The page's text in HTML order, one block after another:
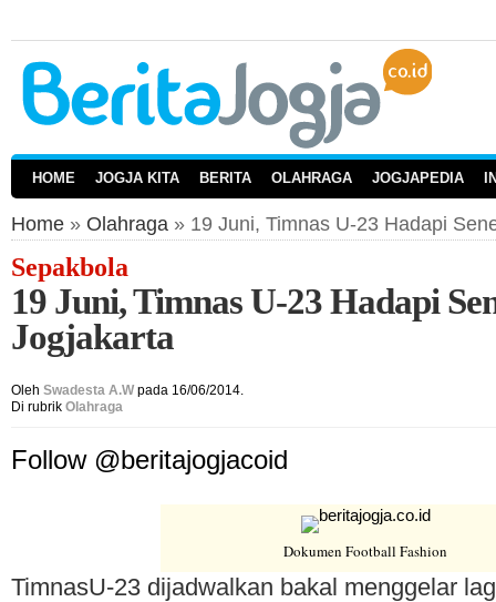
HOME JOGJA KITA BERITA OLAHRAGA JOGJAPEDIA
Home » Olahraga » 19 Juni, Timnas U-23 Hadapi
Sepakbola
19 Juni, Timnas U-23 Hadapi
Jogjakarta
Oleh Swadesta A.W pada 16/06/2014.
Di rubrik Olahraga
Follow @beritajogjacoid
Dokumen Football Fashion
TimnasU-23 dijadwalkan bakal menggelar